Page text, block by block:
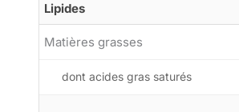
Lipides
Matières grasses
dont acides gras saturés